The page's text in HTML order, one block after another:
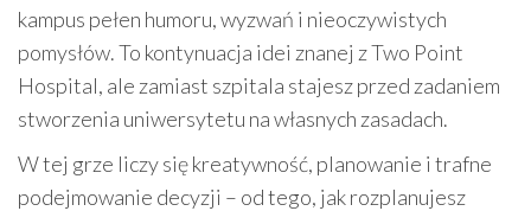
kampus pełen humoru, wyzwań i nieoczywistych
pomysłów. To kontynuacja idei znanej z Two Point
Hospital, ale zamiast szpitala stajesz przed zadaniem
stworzenia uniwersytetu na własnych zasadach.
W tej grze liczy się kreatywność, planowanie i trafne
podejmowanie decyzji – od tego, jak rozplanujesz